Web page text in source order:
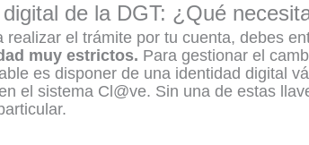
de la DGT: ¿Qué
realizar el trámite por tu cuenta, debes
muy estrictos. Para gestionar el
es disponer de una identidad digital
el sistema Cl@ve. Sin una de estas